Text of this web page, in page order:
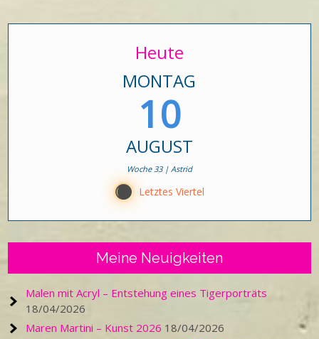
Heute
MONTAG
10
AUGUST
Woche 33 | Astrid
Y Letztes Viertel
Meine Neuigkeiten
Malen mit Acryl – Entstehung eines Tigerporträts
18/04/2026
Maren Martini – Kunst 2026 18/04/2026